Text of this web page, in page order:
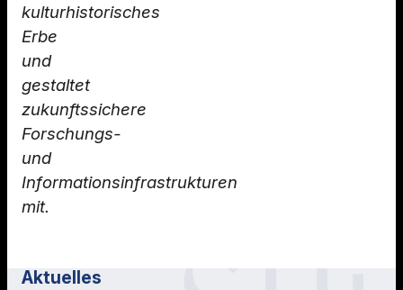
kulturhistorisches
Erbe
und
gestaltet
zukunftssichere
Forschungs-
und
Informationsinfrastrukturen
mit.
Aktuelles